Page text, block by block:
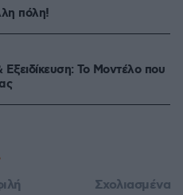
πόλη!
Το Mοντέλο που
Σχολιασμένα